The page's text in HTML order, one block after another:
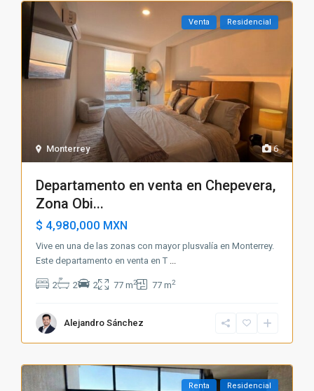
6
Monterrey
Venta Residencial
Departamento en venta en Chepevera,
Zona Obi...
$ 4,980,000 MXN
Vive en una de las zonas con mayor plusvalía en Monterrey.
Este departamento en venta en T
2 2 2 77 m2 77 m2
Alejandro Sánchez
Renta Residencial